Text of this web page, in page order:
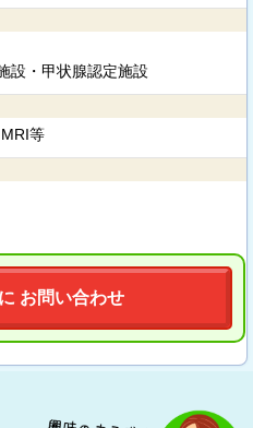
設・甲状腺認定施設
等
お問い合わせ